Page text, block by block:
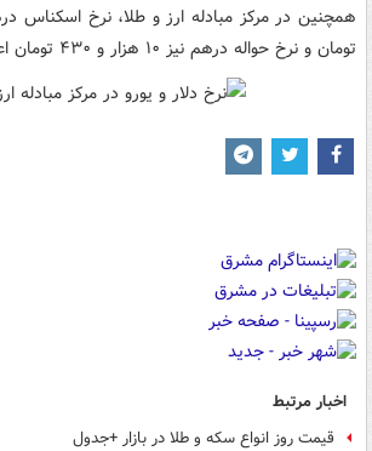
تومان و نرخ حواله درهم نیز ۱۰ هزار و ۴۳۰ تومان اعلام شده است.
اخبار مرتبط
قیمت روز انواع سکه و طلا در بازار +جدول